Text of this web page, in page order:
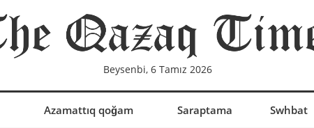
Beysenbi, 6 Tamız 2026
Azamattıq qoğam Saraptama Swhbat